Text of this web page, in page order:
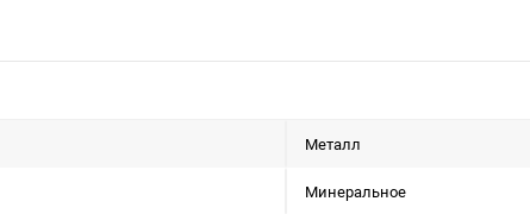
Металл
Минеральное